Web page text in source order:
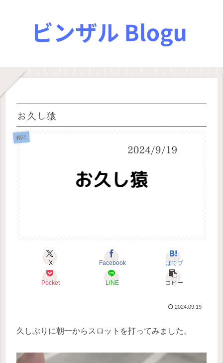
お久し猿
雑記
X Facebook はてブ
Pocket LINE コピー
2024.09.19
久しぶりに朝一からスロットを打ってみました。